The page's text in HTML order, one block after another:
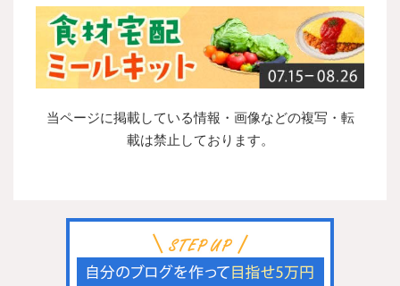
当ページに掲載している情報・画像などの複写・転
載は禁止しております。